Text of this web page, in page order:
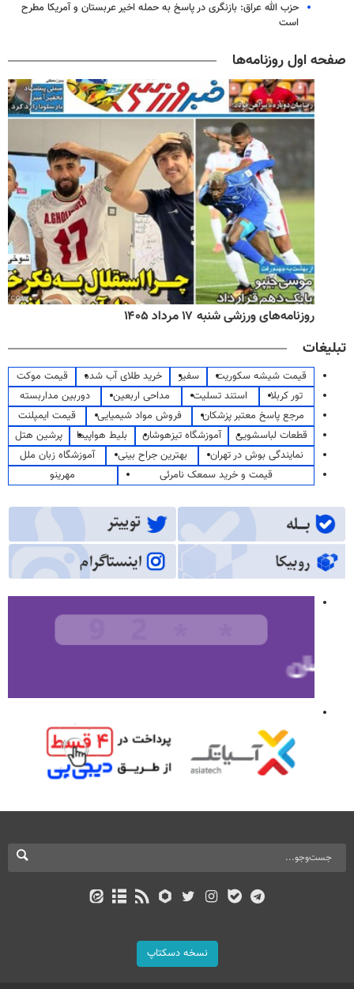
حزب الله عراق: بازنگری در پاسخ به حمله اخیر عربستان و آمریکا مطرح
است
صفحه اول روزنامه‌ها
روزنامه‌های ورزشی شنبه ۱۷ مرداد ۱۴۰۵
تبلیغات
قیمت شیشه سکوریت سفیر خرید طلای آب شده
قیمت موکت
تور کربلا
استند تسلیت مداحی اربعین
دوربین مداربسته
مرجع پاسخ معتبر پزشکان
فروش مواد شیمیایی
قیمت ایمپلنت
قطعات لباسشویی
آموزشگاه تیزهوشان بلیط هواپیما
پرشین هتل
نمایندگی بوش در تهران
بهترین جراح بینی
آموزشگاه زبان ملل
قیمت و خرید سمعک نامرئی
مهرینو
نسخه دسکتاپ